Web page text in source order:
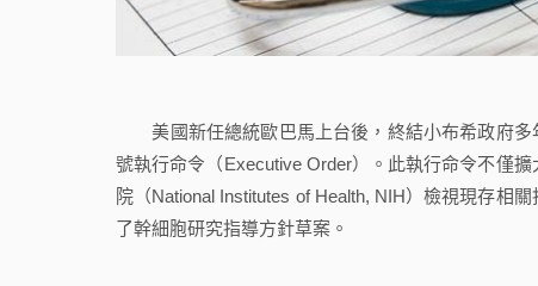
美國新任總統歐巴馬上台後，終結小布希政府多
號執行命令（Executive Order）。此執行命令不僅
院（National Institutes of Health, NIH）檢視現存相
了幹細胞研究指導方針草案。